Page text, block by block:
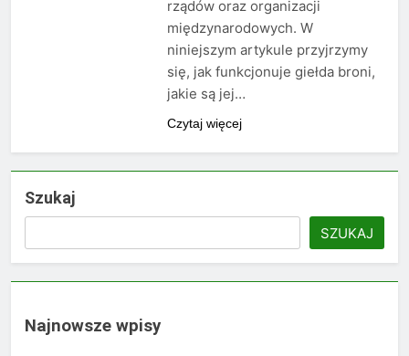
rządów oraz organizacji
międzynarodowych. W
niniejszym artykule przyjrzymy
się, jak funkcjonuje giełda broni,
jakie są jej…
Czytaj więcej
Szukaj
SZUKAJ
Najnowsze wpisy